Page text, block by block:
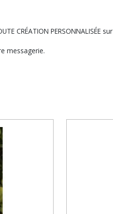
CRÉATION
messagerie.